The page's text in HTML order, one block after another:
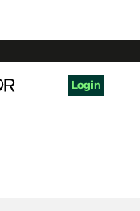
Login